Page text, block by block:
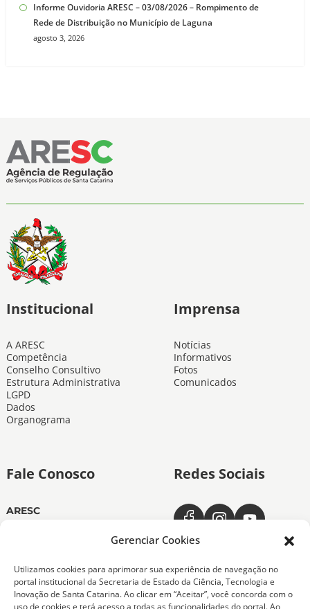
Gerenciar Cookies
Utilizamos cookies para aprimorar sua experiência de navegação no
portal institucional da Secretaria de Estado da Ciência, Tecnologia e
Inovação de Santa Catarina. Ao clicar em “Aceitar”, você concorda com o
uso de cookies e terá acesso a todas as funcionalidades do portal. Ao
Informe Ouvidoria ARESC – 03/08/2026 – Rompimento de
Rede de Distribuição no Município de Laguna
agosto 3, 2026
Institucional
A ARESC
Competência
Conselho Consultivo
Estrutura Administrativa
LGPD
Dados
Organograma
Imprensa
Notícias
Informativos
Fotos
Comunicados
Fale Conosco
ARESC
ARESC Ouvidoria
Dias úteis das 7h às 19h
0800-6432611
(48) 9 9151-0276
Redes Sociais